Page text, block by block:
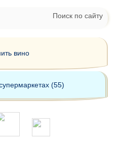
Поиск по сайту
вино
(55)